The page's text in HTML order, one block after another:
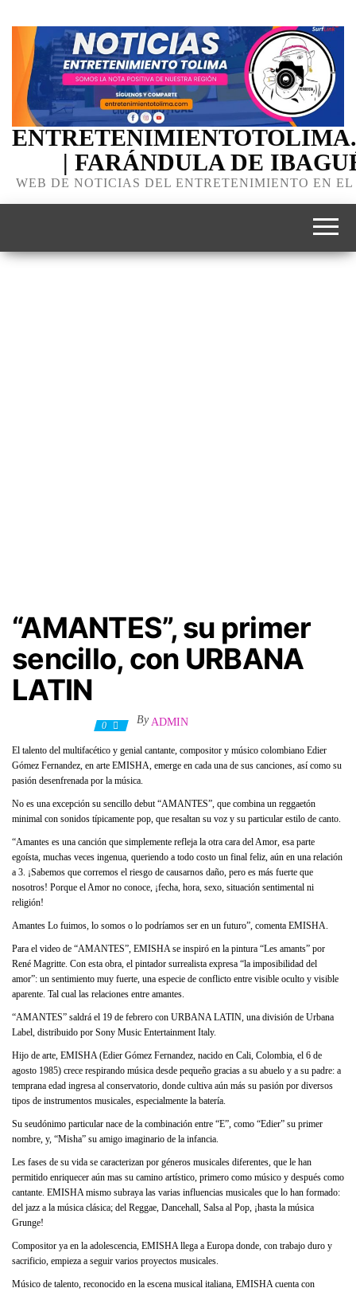
| FARÁNDULA DE
WEB DE NOTICIAS DEL ENTRETENIMIENTO EN
“AMANTES”, su primer
sencillo, con URBANA
LATIN
0 By ADMIN
El talento del multifacético y genial cantante, compositor y músico colombiano Edier
Gómez Fernandez, en arte EMISHA, emerge en cada una de sus canciones, así como su
pasión desenfrenada por la música.
No es una excepción su sencillo debut “AMANTES”, que combina un reggaetón
minimal con sonidos típicamente pop, que resaltan su voz y su particular estilo de canto.
“Amantes es una canción que simplemente refleja la otra cara del Amor, esa parte
egoísta, muchas veces ingenua, queriendo a todo costo un final feliz, aún en una relación
a 3. ¡Sabemos que corremos el riesgo de causarnos daño, pero es más fuerte que
nosotros! Porque el Amor no conoce, ¡fecha, hora, sexo, situación sentimental ni
religión!
Amantes Lo fuimos, lo somos o lo podríamos ser en un futuro”, comenta EMISHA.
Para el video de “AMANTES”, EMISHA se inspiró en la pintura “Les amants” por
René Magritte. Con esta obra, el pintador surrealista expresa “la imposibilidad del
amor”: un sentimiento muy fuerte, una especie de conflicto entre visible oculto y visible
aparente. Tal cual las relaciones entre amantes.
“AMANTES” saldrá el 19 de febrero con URBANA LATIN, una división de Urbana
Label, distribuido por Sony Music Entertainment Italy.
Hijo de arte, EMISHA (Edier Gómez Fernandez, nacido en Cali, Colombia, el 6 de
agosto 1985) crece respirando música desde pequeño gracias a su abuelo y a su padre: a
temprana edad ingresa al conservatorio, donde cultiva aún más su pasión por diversos
tipos de instrumentos musicales, especialmente la batería.
Su seudónimo particular nace de la combinación entre “E”, como “Edier” su primer
nombre, y, “Misha” su amigo imaginario de la infancia.
Les fases de su vida se caracterizan por géneros musicales diferentes, que le han
permitido enriquecer aún mas su camino artístico, primero como músico y después como
cantante. EMISHA mismo subraya las varias influencias musicales que lo han formado:
del jazz a la música clásica; del Reggae, Dancehall, Salsa al Pop, ¡hasta la música
Grunge!
Compositor ya en la adolescencia, EMISHA llega a Europa donde, con trabajo duro y
sacrificio, empieza a seguir varios proyectos musicales.
Músico de talento, reconocido en la escena musical italiana, EMISHA cuenta con